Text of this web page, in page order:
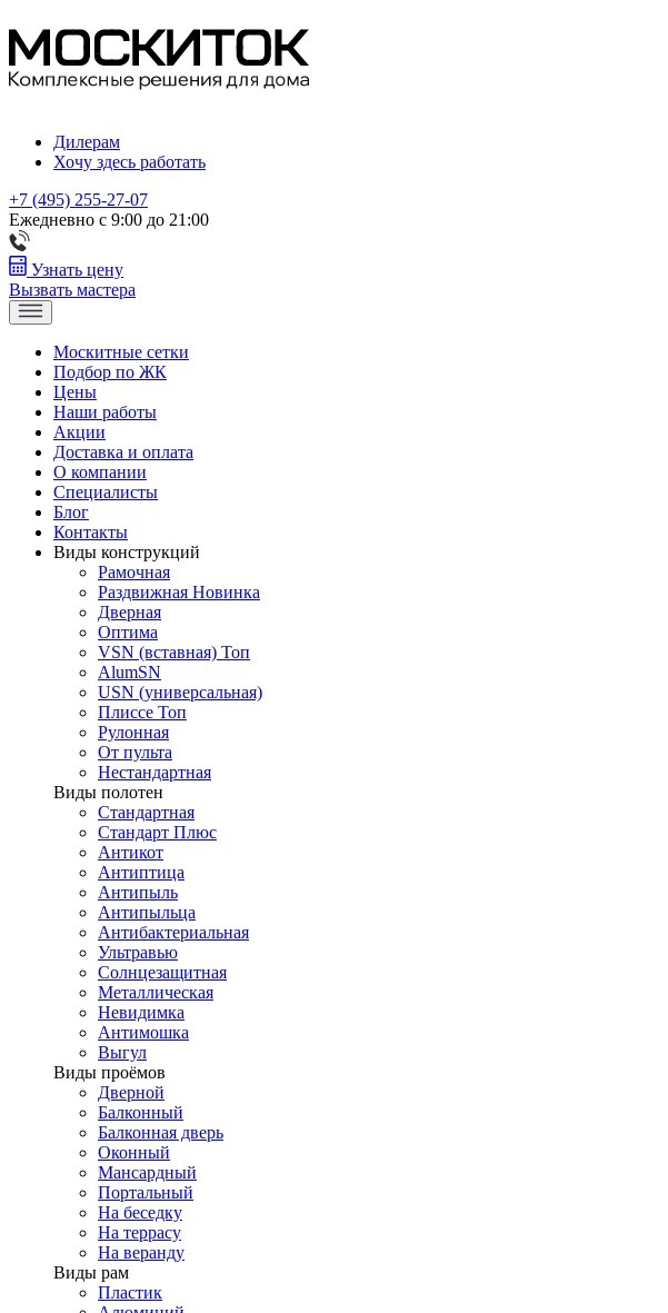
Дилерам
Хочу здесь работать
+7 (495) 255-27-07
Ежедневно с 9:00 до 21:00
Узнать цену
Вызвать мастера
Москитные сетки
Подбор по ЖК
Цены
Наши работы
Акции
Доставка и оплата
О компании
Специалисты
Блог
Контакты
Виды конструкций
Рамочная
Раздвижная Новинка
Дверная
Оптима
VSN (вставная) Топ
AlumSN
USN (универсальная)
Плиссе Топ
Рулонная
От пульта
Нестандартная
Виды полотен
Стандартная
Стандарт Плюс
Антикот
Антиптица
Антипыль
Антипыльца
Антибактериальная
Ультравью
Солнцезащитная
Металлическая
Невидимка
Антимошка
Выгул
Виды проёмов
Дверной
Балконный
Балконная дверь
Оконный
Мансардный
Портальный
На беседку
На террасу
На веранду
Виды рам
Пластик